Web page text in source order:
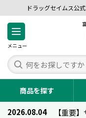
ドラッグセイムス公
メニュー
商品を探す
2026.08.04